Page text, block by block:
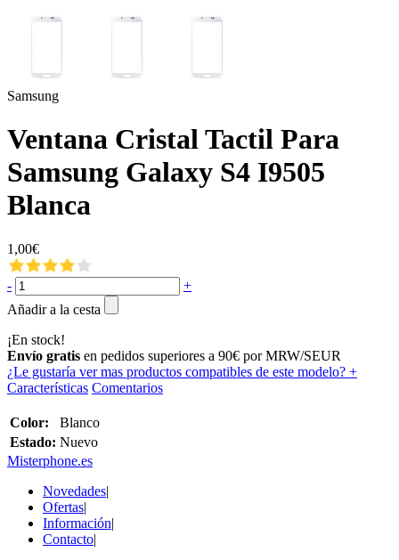
Samsung
Ventana Cristal Tactil Para
Samsung Galaxy S4 I9505
Blanca
1,00€
-
+
Añadir a la cesta
¡En stock!
Envío gratis en pedidos superiores a 90€ por MRW/SEUR
¿Le gustaría ver mas productos compatibles de este modelo? +
Características Comentarios
Color:
Blanco
Estado: Nuevo
Misterphone.es
Novedades|
Ofertas|
Información|
Contacto|